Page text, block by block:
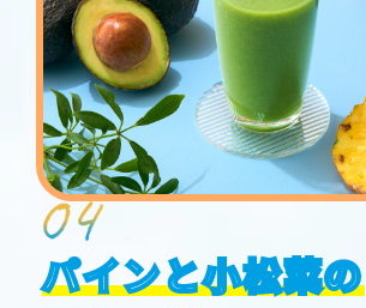
パインと小松菜の